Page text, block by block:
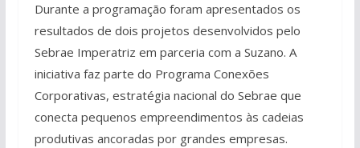
Durante a programação foram apresentados os
resultados de dois projetos desenvolvidos pelo
Sebrae Imperatriz em parceria com a Suzano. A
iniciativa faz parte do Programa Conexões
Corporativas, estratégia nacional do Sebrae que
conecta pequenos empreendimentos às cadeias
produtivas ancoradas por grandes empresas.